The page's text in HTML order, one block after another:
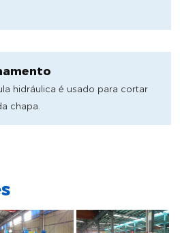
hidráulica é usado para cortar
chapa.